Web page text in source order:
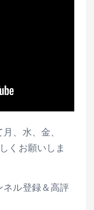
、水、金、
くお願いしま
ネル登録＆高評